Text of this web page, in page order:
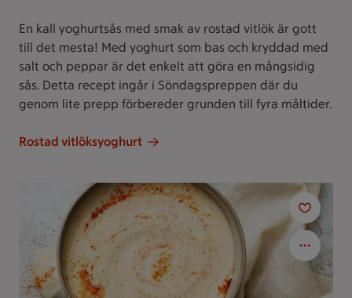
En kall yoghurtsås med smak av rostad vitlök är gott
till det mesta! Med yoghurt som bas och kryddad med
salt och peppar är det enkelt att göra en mångsidig
sås. Detta recept ingår i Söndagspreppen där du
genom lite prepp förbereder grunden till fyra måltider.
Rostad vitlöksyoghurt